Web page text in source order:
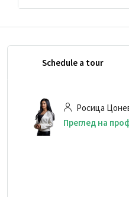
Schedule a tour
Росица
Преглед на